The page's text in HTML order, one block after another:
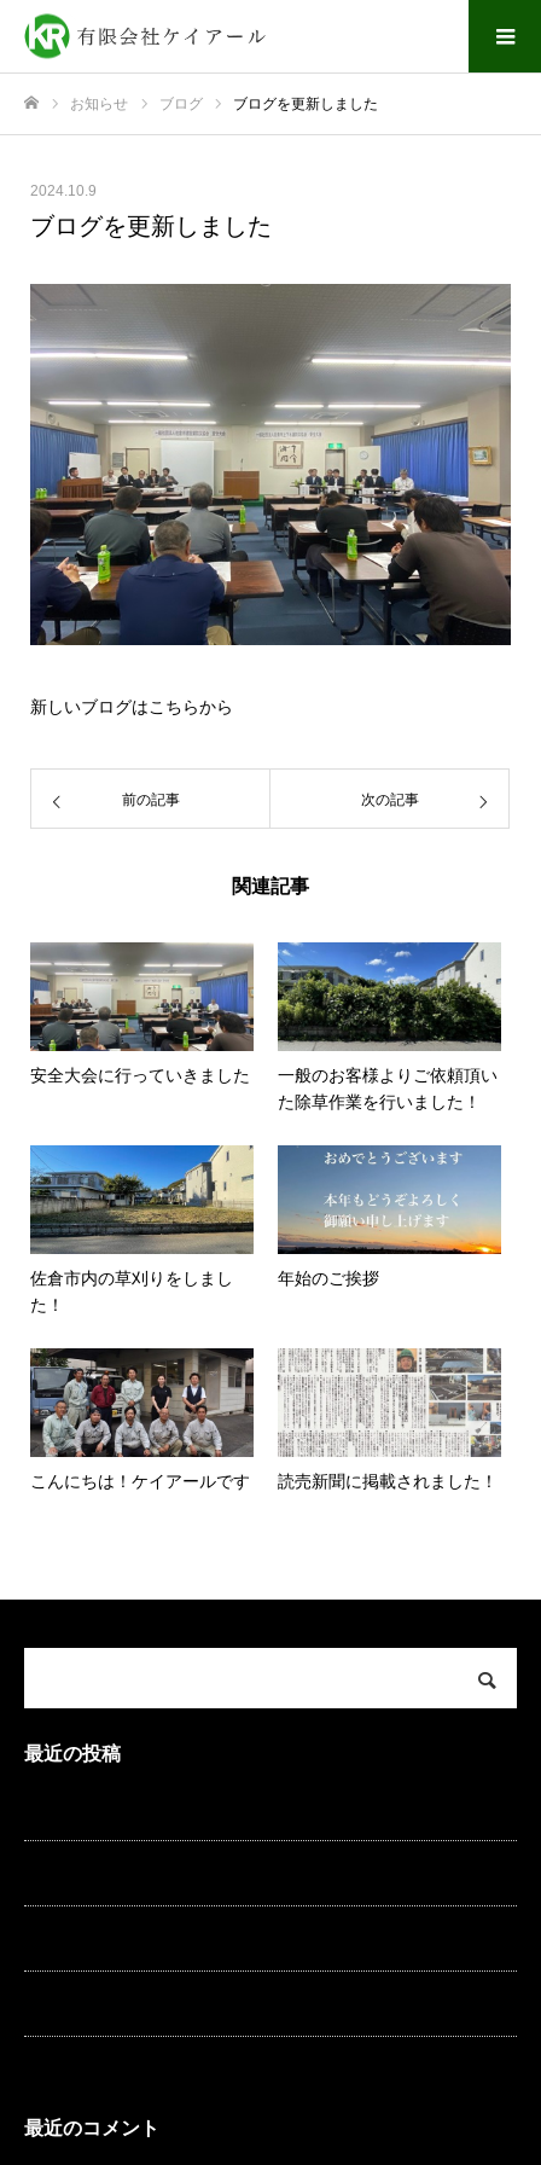
お知らせ ブログ ブログを更新しました
2024.10.9
ブログを更新しました
新しいブログはこちらから
前の記事 次の記事
関連記事
安全大会に行っていきました
一般のお客様よりご依頼頂い
た除草作業を行いました！
佐倉市内の草刈りをしまし
た！
年始のご挨拶
こんにちは！ケイアールです 読売新聞に掲載されました！
最近の投稿
最近のコメント